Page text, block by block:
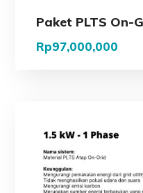
Paket PLTS On-
Rp97,000,000